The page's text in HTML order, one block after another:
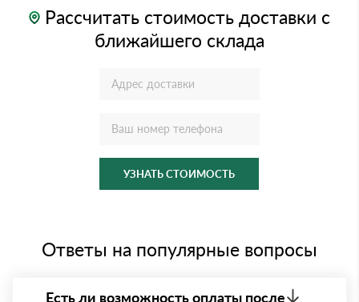
Рассчитать стоимость доставки с
ближайшего склада
УЗНАТЬ СТОИМОСТЬ
Ответы на популярные вопросы
Есть ли возможность оплаты после